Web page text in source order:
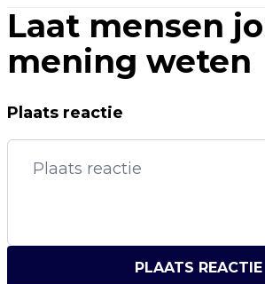
Laat mensen
mening weten
Plaats reactie
PLAATS REACTIE